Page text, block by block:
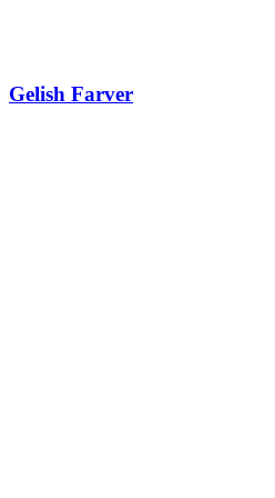
Gelish Farver